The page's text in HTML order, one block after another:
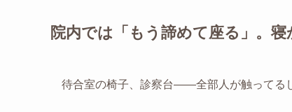
院内では「もう諦めて座る」。寝
待合室の椅子、診察台——全部人が触ってる